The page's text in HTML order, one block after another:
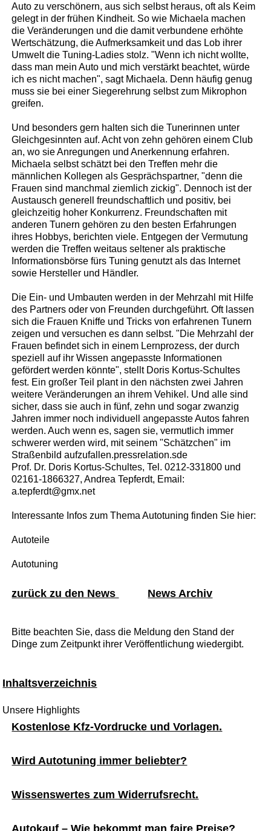
Auto zu verschönern, aus sich selbst heraus, oft als Keim
gelegt in der frühen Kindheit. So wie Michaela machen
die Veränderungen und die damit verbundene erhöhte
Wertschätzung, die Aufmerksamkeit und das Lob ihrer
Umwelt die Tuning-Ladies stolz. "Wenn ich nicht wollte,
dass man mein Auto und mich verstärkt beachtet, würde
ich es nicht machen", sagt Michaela. Denn häufig genug
muss sie bei einer Siegerehrung selbst zum Mikrophon
greifen.
Und besonders gern halten sich die Tunerinnen unter
Gleichgesinnten auf. Acht von zehn gehören einem Club
an, wo sie Anregungen und Anerkennung erfahren.
Michaela selbst schätzt bei den Treffen mehr die
männlichen Kollegen als Gesprächspartner, "denn die
Frauen sind manchmal ziemlich zickig". Dennoch ist der
Austausch generell freundschaftlich und positiv, bei
gleichzeitig hoher Konkurrenz. Freundschaften mit
anderen Tunern gehören zu den besten Erfahrungen
ihres Hobbys, berichten viele. Entgegen der Vermutung
werden die Treffen weitaus seltener als praktische
Informationsbörse fürs Tuning genutzt als das Internet
sowie Hersteller und Händler.
Die Ein- und Umbauten werden in der Mehrzahl mit Hilfe
des Partners oder von Freunden durchgeführt. Oft lassen
sich die Frauen Kniffe und Tricks von erfahrenen Tunern
zeigen und versuchen es dann selbst. "Die Mehrzahl der
Frauen befindet sich in einem Lernprozess, der durch
speziell auf ihr Wissen angepasste Informationen
gefördert werden könnte", stellt Doris Kortus-Schultes
fest. Ein großer Teil plant in den nächsten zwei Jahren
weitere Veränderungen an ihrem Vehikel. Und alle sind
sicher, dass sie auch in fünf, zehn und sogar zwanzig
Jahren immer noch individuell angepasste Autos fahren
werden. Auch wenn es, sagen sie, vermutlich immer
schwerer werden wird, mit seinem "Schätzchen" im
Straßenbild aufzufallen.pressrelation.sde
Prof. Dr. Doris Kortus-Schultes, Tel. 0212-331800 und
02161-1866327, Andrea Tepferdt, Email:
a.tepferdt@gmx.net
Interessante Infos zum Thema Autotuning finden Sie hier:
Autoteile
Autotuning
zurück zu den News News Archiv
Bitte beachten Sie, dass die Meldung den Stand der
Dinge zum Zeitpunkt ihrer Veröffentlichung wiedergibt.
Inhaltsverzeichnis
Unsere Highlights
Kostenlose Kfz-Vordrucke und Vorlagen.
Wird Autotuning immer beliebter?
Wissenswertes zum Widerrufsrecht.
Autokauf – Wie bekommt man faire Preise?